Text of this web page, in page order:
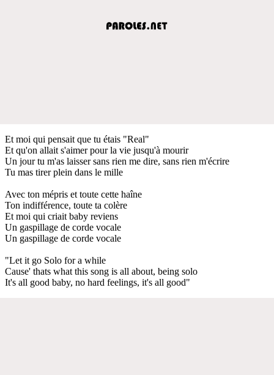
Et moi qui pensait que tu étais "Real"
Et qu'on allait s'aimer pour la vie jusqu'à mourir
Un jour tu m'as laisser sans rien me dire, sans rien m'écrire
Tu mas tirer plein dans le mille
Avec ton mépris et toute cette haîne
Ton indifférence, toute ta colère
Et moi qui criait baby reviens
Un gaspillage de corde vocale
Un gaspillage de corde vocale
"Let it go Solo for a while
Cause' thats what this song is all about, being solo
It's all good baby, no hard feelings, it's all good"